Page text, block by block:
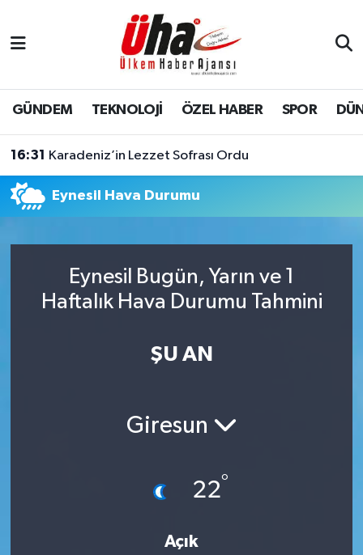
GÜNDEM TEKNOLOJİ ÖZEL HABER SPOR
16:31 Karadeniz’in Lezzet Sofrası Ordu
Eynesil Hava Durumu
Eynesil Bugün, Yarın ve 1
Haftalık Hava Durumu Tahmini
ŞU AN
Giresun
22°
Açık
İstanbul Nöbetçi Eczaneler
İstanbul Hava Durumu
Tüm Manşetler
Son Dakika Haberleri